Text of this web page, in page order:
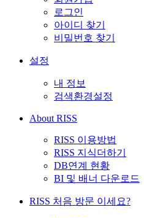
로그인
아이디 찾기
비밀번호 찾기
설정
내 정보
검색환경설정
About RISS
RISS 이용방법
RISS 지식더하기
DB연계 현황
BI 및 배너 다운로드
RISS 처음 방문 이세요?